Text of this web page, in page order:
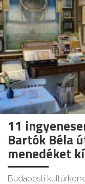
11
Bartók Béla
menedéket
Budapesti